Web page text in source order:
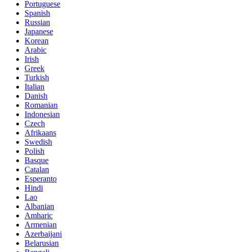
Portuguese
Spanish
Russian
Japanese
Korean
Arabic
Irish
Greek
Turkish
Italian
Danish
Romanian
Indonesian
Czech
Afrikaans
Swedish
Polish
Basque
Catalan
Esperanto
Hindi
Lao
Albanian
Amharic
Armenian
Azerbaijani
Belarusian